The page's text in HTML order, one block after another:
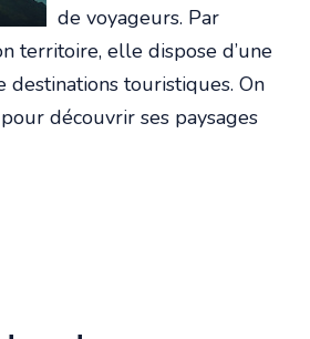
de voyageurs. Par
territoire, elle dispose d’une
destinations touristiques. On
découvrir ses paysages